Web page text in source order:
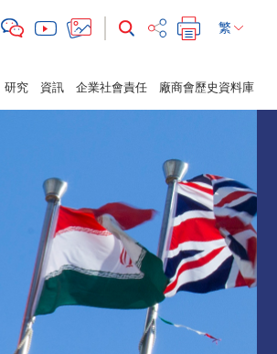
繁
研究 資訊 企業社會責任 廠商會歷史資料庫